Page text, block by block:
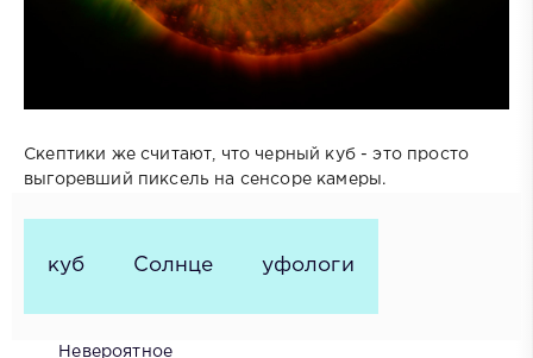
Скептики же считают, что черный куб - это просто
выгоревший пиксель на сенсоре камеры.
куб Солнце уфологи
Невероятное